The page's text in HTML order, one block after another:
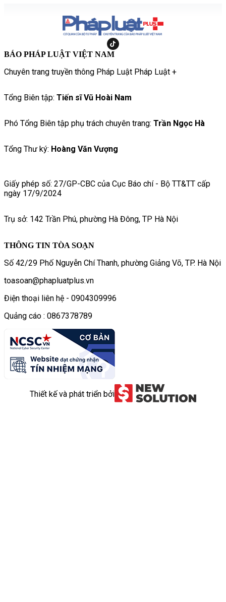
BÁO PHÁP LUẬT VIỆT NAM
Chuyên trang truyền thông Pháp Luật Pháp Luật +
Tổng Biên tập: Tiến sĩ Vũ Hoài Nam
Phó Tổng Biên tập phụ trách chuyên trang: Trần Ngọc Hà
Tổng Thư ký: Hoàng Văn Vượng
Giấy phép số: 27/GP-CBC của Cục Báo chí - Bộ TT&TT cấp
ngày 17/9/2024
Trụ sở: 142 Trần Phú, phường Hà Đông, TP Hà Nội
THÔNG TIN TÒA SOẠN
Số 42/29 Phố Nguyễn Chí Thanh, phường Giảng Võ, TP. Hà Nội
toasoan@phapluatplus.vn
Điện thoại liên hệ - 0904309996
Quảng cáo : 0867378789
Thiết kế và phát triển bởi